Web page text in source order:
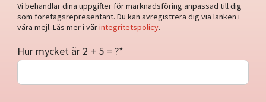
Vi behandlar dina uppgifter för marknadsföring anpassad till dig
som företagsrepresentant. Du kan avregistrera dig via länken i
våra mejl. Läs mer i vårintegritetspolicy.
Hur mycket är 2 + 5 = ?*